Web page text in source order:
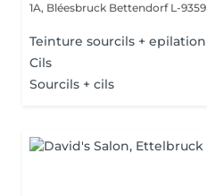
1A, Bléesbruck Bettendorf L-9359
Teinture sourcils + epilation
Cils
Sourcils + cils